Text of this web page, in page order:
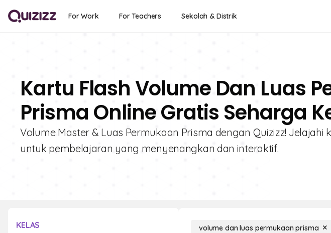
For Work For Teachers Sekolah & Distrik
Kartu Flash Volume Dan Luas
Prisma Online Gratis Seharga
Volume Master & Luas Permukaan Prisma dengan Quizizz! Jelajahi
untuk pembelajaran yang menyenangkan dan interaktif.
KELAS volume dan luas permukaan prisma